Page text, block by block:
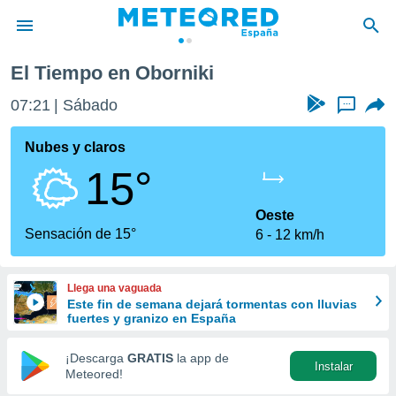
de
por
que se
calidad.
a este
las
y
forma
digital
basada
El Tiempo en Oborniki
07:21 Sábado ...
Nubes y claros
15°
Sensación de 15°
Oeste
6
12 km/h
Llega una vaguada
Este fin de semana dejará tormentas con lluvias
fuertes y granizo en España
¡Descarga GRATIS la app de
Meteored!
Instalar